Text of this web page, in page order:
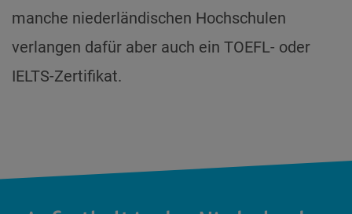
manche niederländischen Hochschulen
verlangen dafür aber auch ein TOEFL- oder
IELTS-Zertifikat.